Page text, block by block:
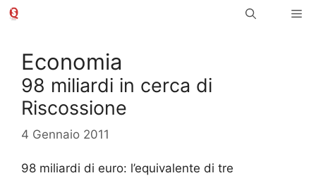
Vai
Economia
98 miliardi in cerca di
Riscossione
4 Gennaio 2011
98 miliardi di euro: l’equivalente di tre